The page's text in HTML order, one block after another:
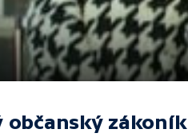
občanský zákoník